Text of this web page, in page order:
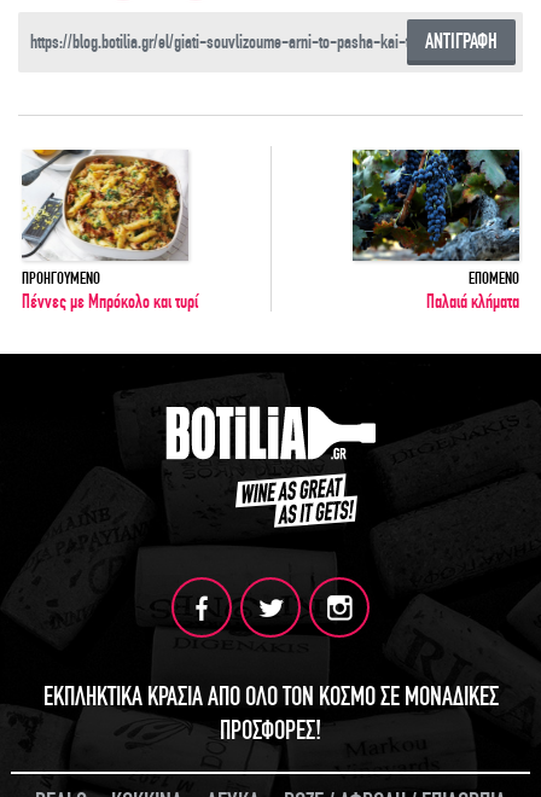
ΑΝΤΙΓΡΑΦΗ
ΠΡΟΗΓΟΥΜΕΝΟ
Πέννες με Μπρόκολο και τυρί
ΕΠΟΜΕΝΟ
Παλαιά κλήματα
ΕΚΠΛΗΚΤΙΚΑ ΚΡΑΣΙΑ ΑΠΟ ΟΛΟ ΤΟΝ ΚΟΣΜΟ ΣΕ ΜΟΝΑΔΙΚΕΣ
ΠΡΟΣΦΟΡΕΣ!